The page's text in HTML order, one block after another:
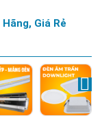
Giá Rẻ